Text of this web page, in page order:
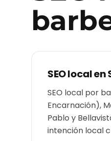
SEO local en
SEO local por
Encarnación),
Pablo y
intención local